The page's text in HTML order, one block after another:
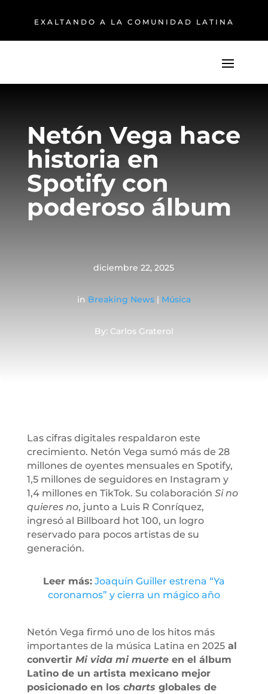
EXALTANDO A LA COMUNIDAD LATINA
Netón Vega hace
historia en
Spotify con
poderoso álbum
diciembre 22, 2025
in Breaking News| Música
By: Carlos Graterol
Las cifras digitales respaldaron este
crecimiento. Netón Vega sumó más de 28
millones de oyentes mensuales en Spotify,
1,5 millones de seguidores en Instagram y
1,4 millones en TikTok. Su colaboración Si no
quieres no, junto a Luis R Conríquez,
ingresó al Billboard hot 100, un logro
reservado para pocos artistas de su
generación.
Leer más: Joaquín Guiller estrena “Ya
coronamos” y cierra un mágico año
Netón Vega firmó uno de los hitos más
importantes de la música Latina en 2025al
convertir Mi vida mi muerteen el álbum
Latino de un artista mexicano mejor
posicionado en los charts globales de